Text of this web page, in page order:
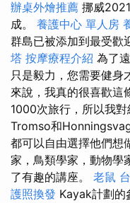
辦桌外燴推薦 挪威
成。 養護中心 單人房
群島已被添加到最受歡
塔 按摩療程介紹 為了
只是毅力，您需要健身
來說，我真的很喜歡這
1000次旅行，所以我對
Tromso和
都可以自由選擇他們想
家，鳥類學家，動物學
了有趣的講座。 老鼠
護照換發 Kayak計劃的